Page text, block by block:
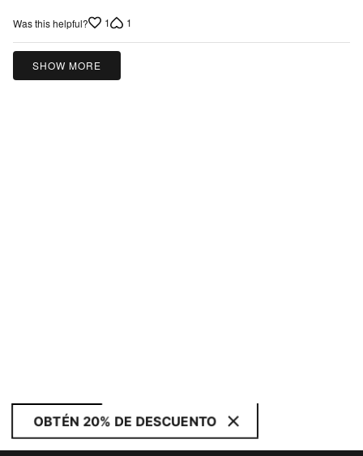
out
of
Was this helpful? 1 1
SHOW MORE
OBTÉN 20% DE DESCUENTO